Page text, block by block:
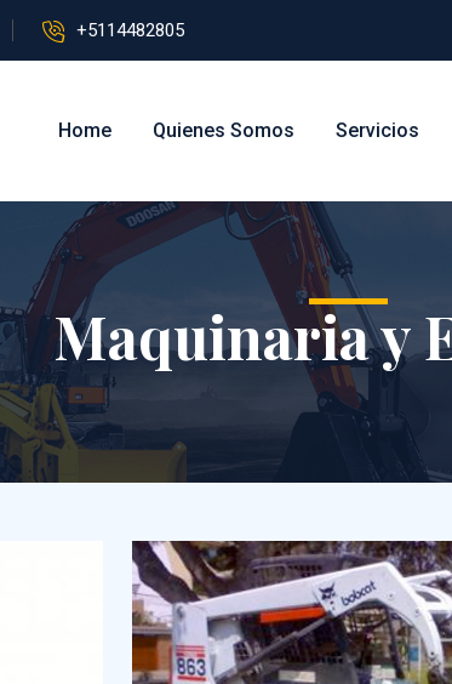
+5114482805
Home Quienes Somos Servicios
Maquinaria y